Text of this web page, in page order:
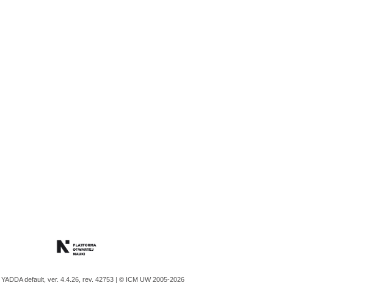
YADDAdefault, ver. 4.4.26, rev. 42753 | © ICM UW 2005-2026